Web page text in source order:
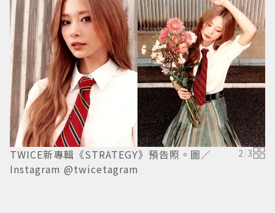
TWICE新專輯《STRATEGY》預告照。圖／
Instagram @twicetagram
2/3